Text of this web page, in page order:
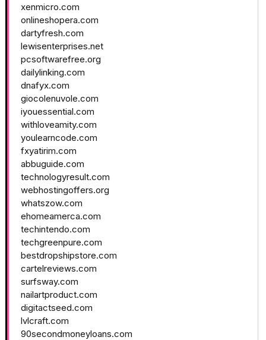
xenmicro.com
onlineshopera.com
dartyfresh.com
lewisenterprises.net
pcsoftwarefree.org
dailylinking.com
dnafyx.com
giocolenuvole.com
iyouessential.com
withloveamity.com
youlearncode.com
fxyatirim.com
abbuguide.com
technologyresult.com
webhostingoffers.org
whatszow.com
ehomeamerca.com
techintendo.com
techgreenpure.com
bestdropshipstore.com
cartelreviews.com
surfsway.com
nailartproduct.com
digitactseed.com
lvlcraft.com
90secondmoneyloans.com